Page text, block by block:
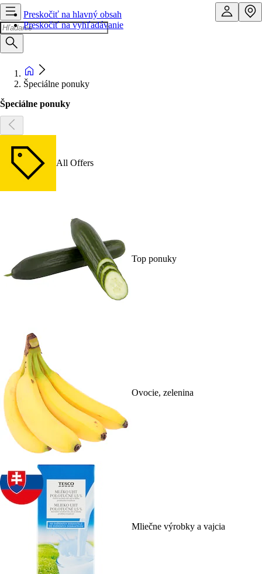
Preskočiť na hlavný obsah
Preskočiť na vyhľadávanie
Špeciálne ponuky
Špeciálne ponuky
All Offers
Top ponuky
Ovocie, zelenina
Mliečne výrobky a vajcia